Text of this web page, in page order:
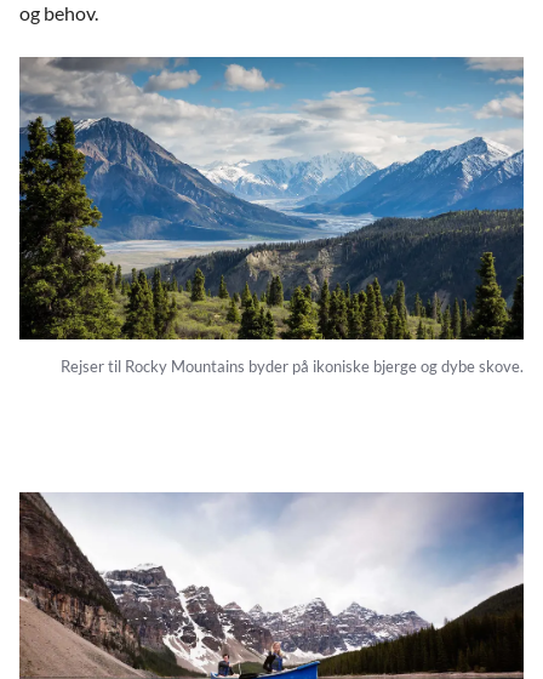
og behov.
Rejser til Rocky Mountains byder på ikoniske bjerge og dybe skove.